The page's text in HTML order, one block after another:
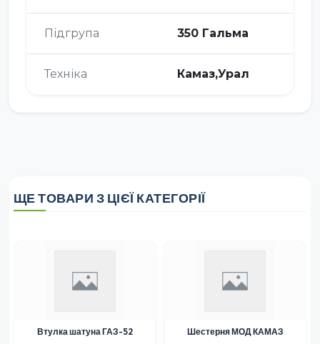
Підгрупа 350 Гальма
Техніка Камаз,Урал
ЩЕ ТОВАРИ З ЦІЄЇ КАТЕГОРІЇ
Втулка шатуна ГАЗ-52 Шестерня МОД КАМАЗ